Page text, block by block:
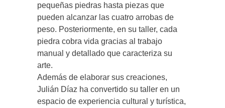
pequeñas piedras hasta piezas que
pueden alcanzar las cuatro arrobas de
peso. Posteriormente, en su taller, cada
piedra cobra vida gracias al trabajo
manual y detallado que caracteriza su
arte.
Además de elaborar sus creaciones,
Julián Díaz ha convertido su taller en un
espacio de experiencia cultural y turística,